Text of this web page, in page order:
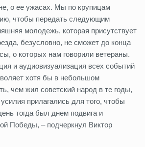
о ее ужасах. Мы по крупицам
чтобы передать следующим
молодежь, которая присутствует
безусловно, не сможет до конца
о которых нам говорили ветераны.
и аудиовизуализация всех событий
хотя бы в небольшом
чем жил советский народ в те годы,
прилагались для того, чтобы
тогда был днем подвига и
Победы, – подчеркнул Виктор